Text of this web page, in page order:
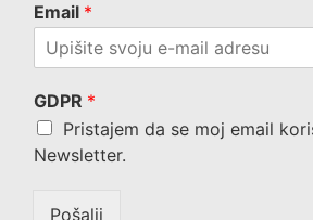
Email *
GDPR *
Pristajem da se moj email
Newsletter.
Pošalji